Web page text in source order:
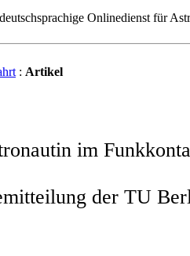
Onlinedienst für
: Artikel
im
der TU